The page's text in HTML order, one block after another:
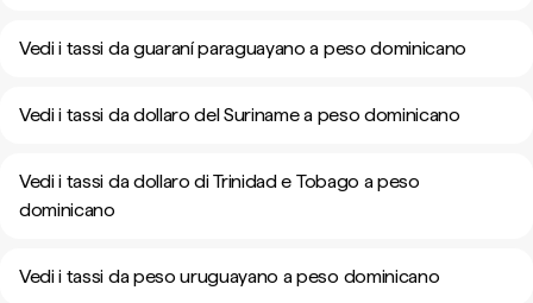
Vedi i tassi da guaraní paraguayano a peso dominicano
Vedi i tassi da dollaro del Suriname a peso dominicano
Vedi i tassi da dollaro di Trinidad e Tobago a peso
dominicano
Vedi i tassi da peso uruguayano a peso dominicano